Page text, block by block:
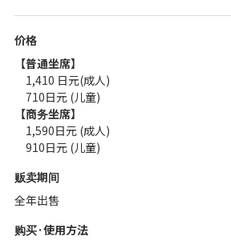
价格
【普通坐席】
1,410 日元(成人)
710日元 (儿童)
【商务坐席】
1,590日元 (成人)
910日元 (儿童)
贩卖期间
全年出售
购买·使用方法